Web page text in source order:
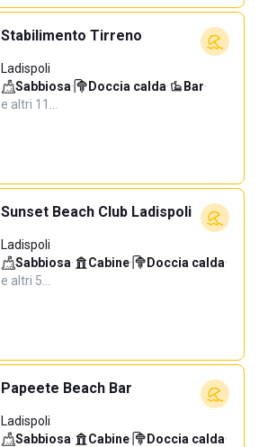
Stabilimento Tirreno
Ladispoli
Sabbiosa· Doccia calda· Bar·
e altri 11…
Sunset Beach Club Ladispoli
Ladispoli
Sabbiosa· Cabine· Doccia calda·
e altri 5…
Papeete Beach Bar
Ladispoli
Sabbiosa· Cabine· Doccia calda·